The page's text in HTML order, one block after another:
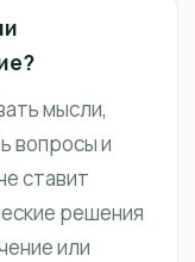
мысли,
вопросы и
ставит
решения
или